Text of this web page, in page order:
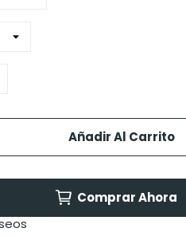
Añadir Al Carrito
Comprar Ahora